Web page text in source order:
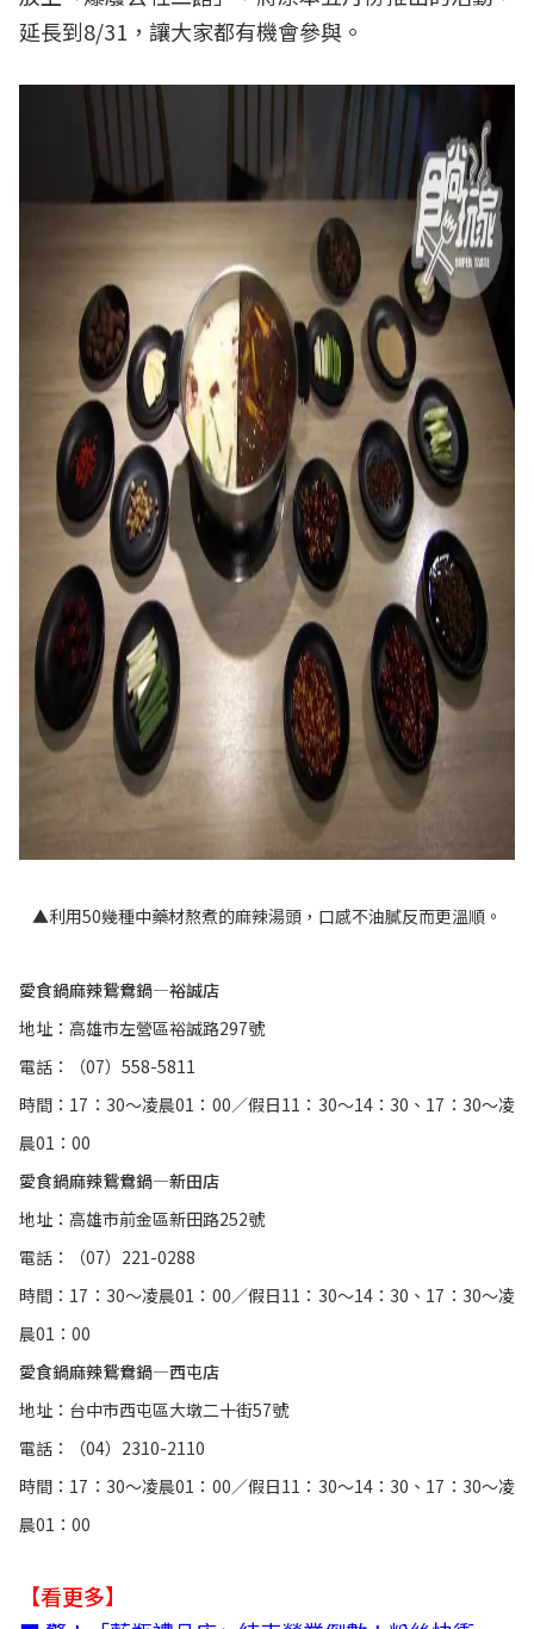
延長到8/31，讓大家都有機會參與。
▲利用50幾種中藥材熬煮的麻辣湯頭，口感不油膩反而更溫順。
愛食鍋麻辣鴛鴦鍋—裕誠店
地址：高雄市左營區裕誠路297號
電話：（07）558-5811
時間：17：30～凌晨01：00／假日11：30～14：30、17：30～凌
晨01：00
愛食鍋麻辣鴛鴦鍋—新田店
地址：高雄市前金區新田路252號
電話：（07）221-0288
時間：17：30～凌晨01：00／假日11：30～14：30、17：30～凌
晨01：00
愛食鍋麻辣鴛鴦鍋—西屯店
地址：台中市西屯區大墩二十街57號
電話：（04）2310-2110
時間：17：30～凌晨01：00／假日11：30～14：30、17：30～凌
晨01：00
【看更多】